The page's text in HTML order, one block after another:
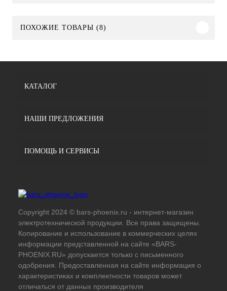
ПОХОЖИЕ ТОВАРЫ (8)
КАТАЛОГ
НАШИ ПРЕДЛОЖЕНИЯ
ПОМОЩЬ И СЕРВИСЫ
Copyright 2024 © bars-phoenix.ru - интернет-магазин
электротехнической продукции. Все права защищены.
Копирование и использование в коммерческих целях
информации представленной на сайте «BARS-
PHOENIX.RU» допускается только с письменного
одобрения. Предоставленная на сайте информация о
характеристиках и комплектности товаров может
отличаться от данных производителя